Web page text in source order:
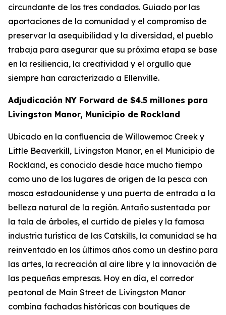
circundante de los tres condados. Guiado por las
aportaciones de la comunidad y el compromiso de
preservar la asequibilidad y la diversidad, el pueblo
trabaja para asegurar que su próxima etapa se base
en la resiliencia, la creatividad y el orgullo que
siempre han caracterizado a Ellenville.
Adjudicación NY Forward de $4.5 millones para
Livingston Manor, Municipio de Rockland
Ubicado en la confluencia de Willowemoc Creek y
Little Beaverkill, Livingston Manor, en el Municipio de
Rockland, es conocido desde hace mucho tiempo
como uno de los lugares de origen de la pesca con
mosca estadounidense y una puerta de entrada a la
belleza natural de la región. Antaño sustentada por
la tala de árboles, el curtido de pieles y la famosa
industria turística de las Catskills, la comunidad se ha
reinventado en los últimos años como un destino para
las artes, la recreación al aire libre y la innovación de
las pequeñas empresas. Hoy en día, el corredor
peatonal de Main Street de Livingston Manor
combina fachadas históricas con boutiques de